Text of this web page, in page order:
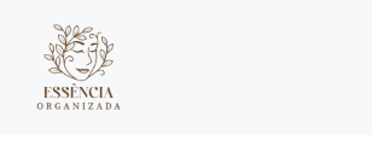
conteúdo